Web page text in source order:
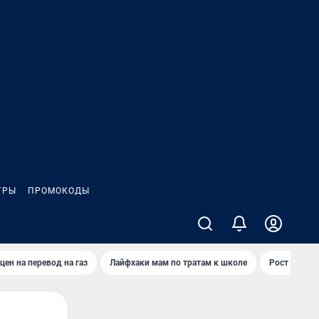
ПРОМОКОДЫ
на перевод на газ Лайфхаки мам по тратам к школе Рост цен на